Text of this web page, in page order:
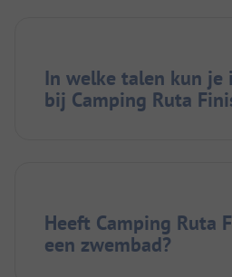
In welke talen kun je
bij Camping Ruta
Heeft Camping Ruta
een zwembad?